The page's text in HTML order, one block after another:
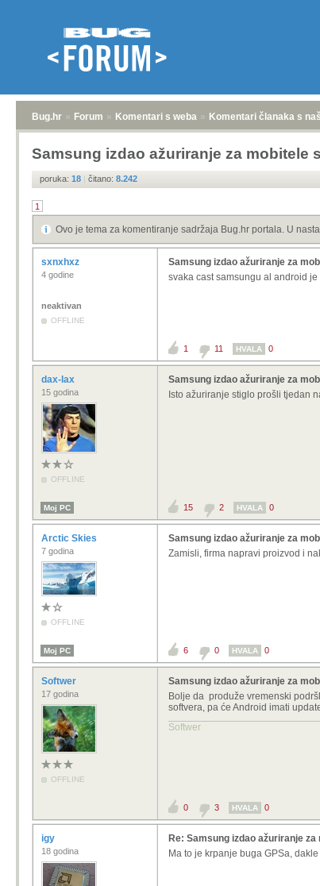
Bug.hr » Forum » Komentari s weba » Komentari članaka s
Samsung izdao ažuriranje za mobitele
poruka: 18 | čitano: 8.242
1
Ovo je tema za komentiranje sadržaja Bug.hr portala. U
sxnxhxz
4 godine
neaktivan
OFFLINE
Samsung izdao ažuriranje za
svaka cast samsungu al android je
1 11 HVALA 0
dax-lax
15 godina
OFFLINE
Samsung izdao ažuriranje za
Isto ažuriranje stiglo prošli tjedan
Moj PC 15 2 HVALA 0
Arctic Skies
7 godina
OFFLINE
Samsung izdao ažuriranje za
Zamisli, firma napravi proizvod i
Moj PC 6 0 HVALA 0
Softwer
17 godina
OFFLINE
Samsung izdao ažuriranje za
Bolje da produže vremenski
softvera, pa će Android imati
Softwer
0 3 HVALA 0
igy
18 godina
Re: Samsung izdao ažuriranje
Ma to je krpanje buga GPSa,